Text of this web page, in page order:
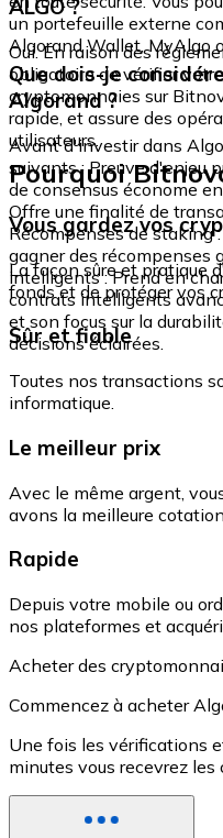
un portefeuille externe
Algorand Wallet, MyAlgo
ALGO ?
Oui. En raison des
obligatoire de vérifier
cryptomonnaies sur
rapide, et assure des
utilisateurs.
Que dois-je
Algorand ?
Avant d'investir dans
suivants : Preuve d'enjeu
de consensus économe
Offre une finalité de
Récompenses de staking
gagner des récompenses
intelligents : Prend en
contrats intelligents
et son focus sur la
décisions éclairées.
Pourquoi
Vous gardez vos
La façon sûre et pratique
fonds et de protéger vos
Sûr et fiable
Toutes nos transactions
informatique.
Le meilleur prix
Avec le même argent,
avons la meilleure
Rapide
Depuis votre mobile ou
nos plateformes et
Acheter des
Commencez à acheter
Une fois les vérifications
minutes vous recevrez